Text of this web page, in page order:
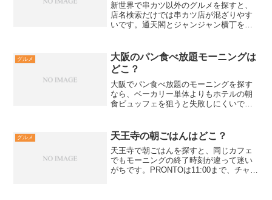
新世界で串カツ以外のグルメを探すと、
店名検索だけでは串カツ店が混ざりやす
いです。通天閣とジャンジャン横丁を起
以外のグルメで迷わない決め方新世界で
串カツ以外のグルメは、ジ...
グルメ
大阪のパン食べ放題モーニングは
どこ？
大阪でパン食べ放題のモーニングを探す
なら、ベーカリー単体よりもホテルの朝
食ビュッフェを狙うと失敗しにくいで
立てパン表記がある朝食スポットと選び
方をまとめます。...
グルメ 天王寺の朝ごはんはどこ？
天王寺で朝ごはんを探すと、同じカフェ
でもモーニングの終了時刻が違って迷い
がちです。PRONTOは11:00まで、チャオ